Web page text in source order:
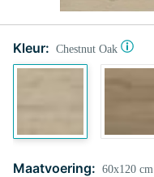
Kleur: Chestnut Oak
Maatvoering: 60x120 cm